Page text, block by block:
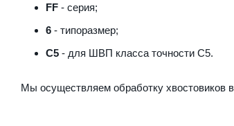
FF - серия;
6 - типоразмер;
C5 - для ШВП класса точности C5.
Мы осуществляем обработку хвостовиков